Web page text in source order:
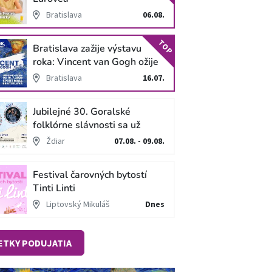
Bratislava 06.08.
Bratislava zažije výstavu
roka: Vincent van Gogh ožije
v unikátnej imerzívnej šou!
Bratislava 16.07.
TOP
Jubilejné 30. Goralské
folklórne slávnosti sa už
blížiaŽdiar 07.08. - 09.08.
Festival čarovných bytostí
Tinti Linti
Liptovský Mikuláš Dnes
PODUJATIA